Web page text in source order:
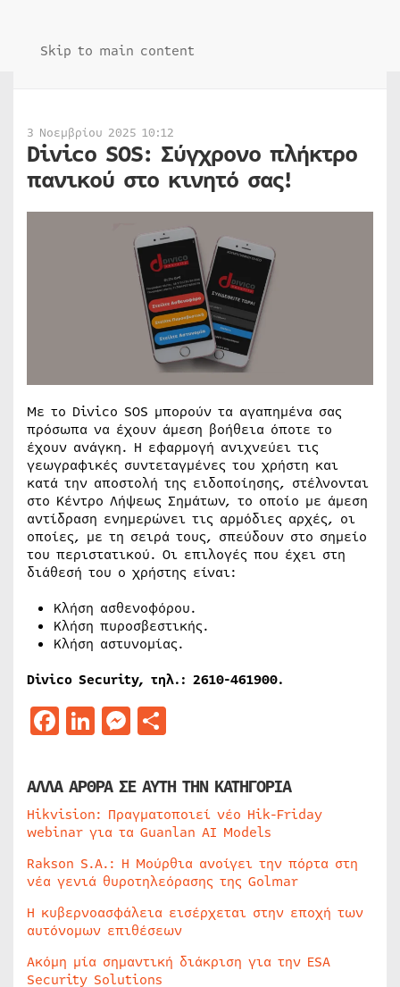
Skip to main content
3 Νοεμβρίου 2025 10:12
Divico SOS: Σύγχρονο πλήκτρο
πανικού στο κινητό σας!
Με το Divico SOS μπορούν τα αγαπημένα σας
πρόσωπα να έχουν άμεση βοήθεια όποτε το
έχουν ανάγκη. Η εφαρμογή ανιχνεύει τις
γεωγραφικές συντεταγμένες του χρήστη και
κατά την αποστολή της ειδοποίησης, στέλνονται
στο Κέντρο Λήψεως Σημάτων, το οποίο με άμεση
αντίδραση ενημερώνει τις αρμόδιες αρχές, οι
οποίες, με τη σειρά τους, σπεύδουν στο σημείο
του περιστατικού. Οι επιλογές που έχει στη
διάθεσή του ο χρήστης είναι:
Κλήση ασθενοφόρου.
Κλήση πυροσβεστικής.
Κλήση αστυνομίας.
Divico Security, τηλ.: 2610-461900.
Facebook
LinkedIn
Messenger
ΑΛΛΑ ΑΡΘΡΑ ΣΕ ΑΥΤΗ ΤΗΝ ΚΑΤΗΓΟΡΙΑ
Hikvision: Πραγματοποιεί νέο Hik-Friday
webinar για τα Guanlan AI Models
Rakson S.A.: Η Μούρθια ανοίγει την πόρτα στη
νέα γενιά θυροτηλεόρασης της Golmar
Η κυβερνοασφάλεια εισέρχεται στην εποχή των
αυτόνομων επιθέσεων
Ακόμη μία σημαντική διάκριση για την ESA
Security Solutions